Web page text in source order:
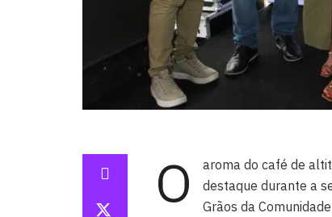
O
aroma do café de
destaque durante a
Grãos da